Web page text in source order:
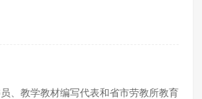
、教学教材编写代表和省市劳教所教育